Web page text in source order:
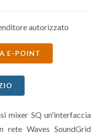
autorizzato
E-POINT
mixer SQ un'interfaccia
Waves SoundGrid